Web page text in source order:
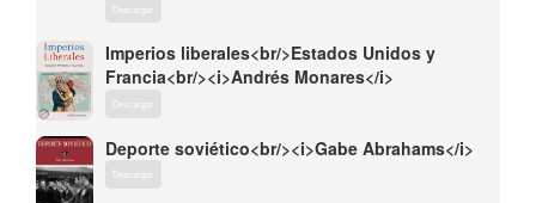
Descargar
Imperios liberales<br/>Estados Unidos y
Francia<br/><i>Andrés Monares</i>
Descargar
Deporte soviético<br/><i>Gabe Abrahams</i>
Descargar